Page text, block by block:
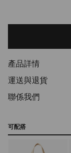
to
產品詳情
運送與退貨
聯係我們
可配搭